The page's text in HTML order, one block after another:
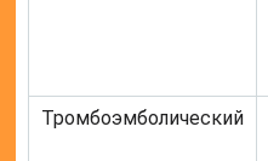
Тромбоэмболический